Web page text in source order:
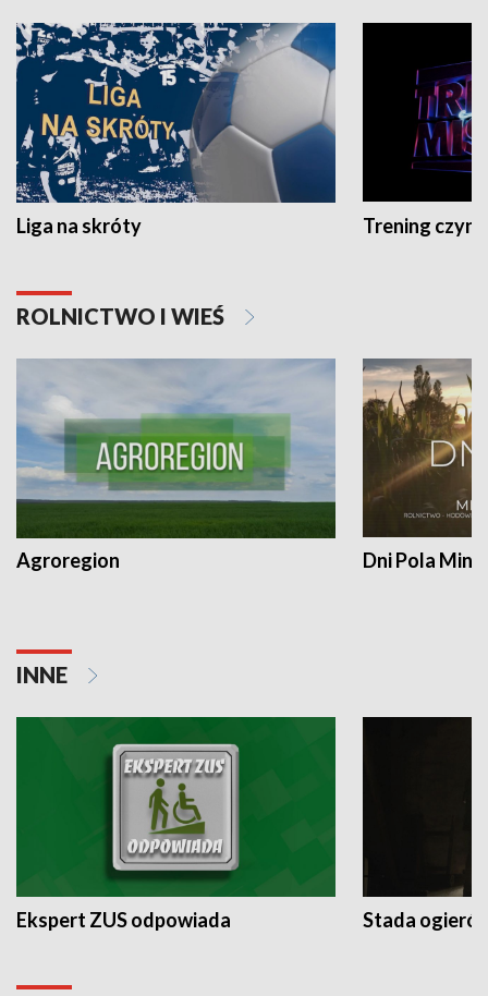
Liga na skróty Trening czyni
ROLNICTWO I WIEŚ
Agroregion Dni Pola
INNE
Ekspert ZUS odpowiada Stada